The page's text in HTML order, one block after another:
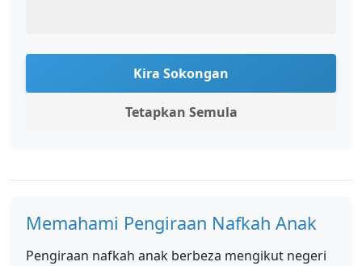
Kira Sokongan
Tetapkan Semula
Memahami Pengiraan Nafkah Anak
Pengiraan nafkah anak berbeza mengikut negeri